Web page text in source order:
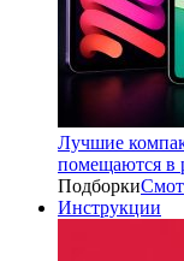
Лучшие
помещаются в
Подборки
Инструкции